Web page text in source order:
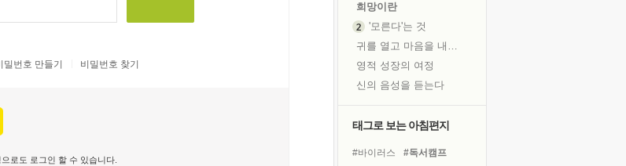
밀번호 만들기 비밀번호 찾기
로도 로그인 할 수 있습니다.
희망이란
'모른다'는 것
귀를 열고 마음을 내어주고
영적 성장의 여정
신의 음성을 듣는다
극과 극의 양 끝단
태그로 보는 아침편지
#바이러스
#독서캠프